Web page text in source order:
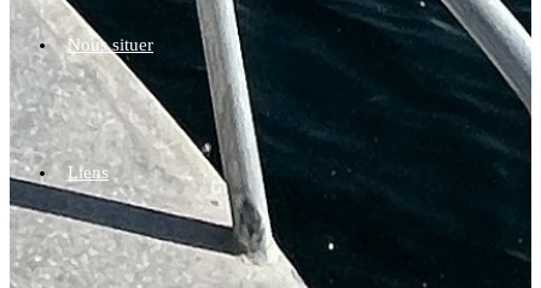
Nous situer
Liens